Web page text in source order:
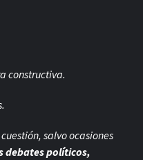
constructiva.
salvo ocasiones
debates políticos,